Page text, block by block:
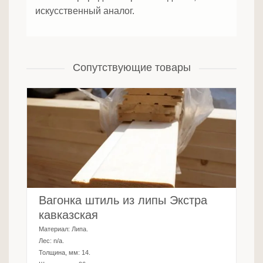
искусственный аналог.
Сопутствующие товары
Вагонка штиль из липы Экстра
кавказская
Материал: Липа.
Лес: n/a.
Толщина, мм: 14.